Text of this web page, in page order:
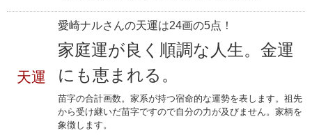
天運
愛崎ナルさんの天運は24画の5点！
家庭運が良く順調な人生。金運
にも恵まれる。
苗字の合計画数。家系が持つ宿命的な運勢を表します。祖先
から受け継いだ苗字ですので自分の力が及びません。家柄を
象徴します。